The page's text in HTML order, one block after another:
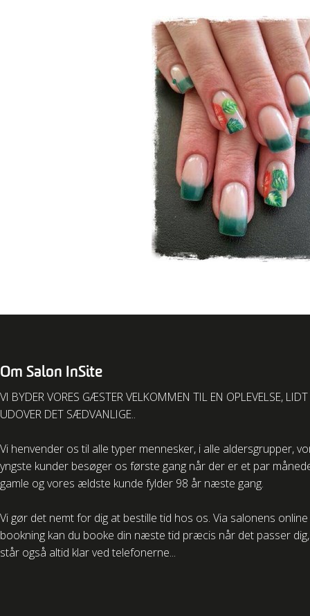
Om Salon InSite
VI BYDER VORES GÆSTER VELKOMMEN TIL EN OPLEVELSE, LIDT
UDOVER DET SÆDVANLIGE..
Vi henvender os til alle typer mennesker, i alle aldersgrupper,
yngste kunder besøger os første gang når der er et par
gamle og vores ældste kunde fylder 98 år næste gang.
Vi gør det nemt for dig at bestille tid hos os. Via salonens online
bookning kan du booke din næste tid præcis når det passer
står også altid klar ved telefonerne...